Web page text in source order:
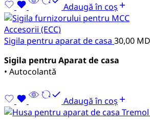
Adaugă în coș
Accesorii (ECC)
Sigila pentru aparat de casa 30,00
Sigila pentru Aparat de casa
• Autocolantă
Adaugă în coș